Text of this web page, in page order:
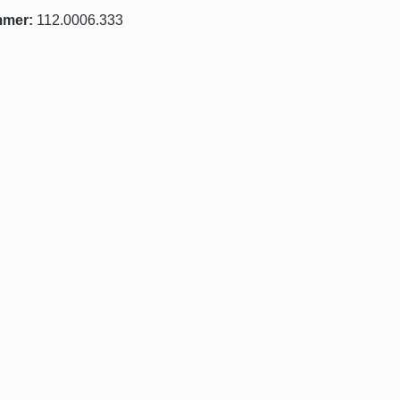
112.0006.333